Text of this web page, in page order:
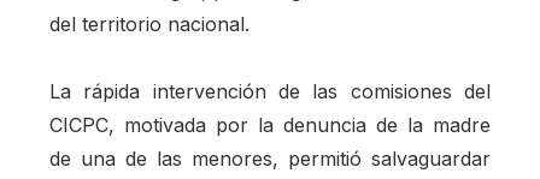
del territorio nacional.
La rápida intervención de las comisiones del
CICPC, motivada por la denuncia de la madre
de una de las menores, permitió salvaguardar